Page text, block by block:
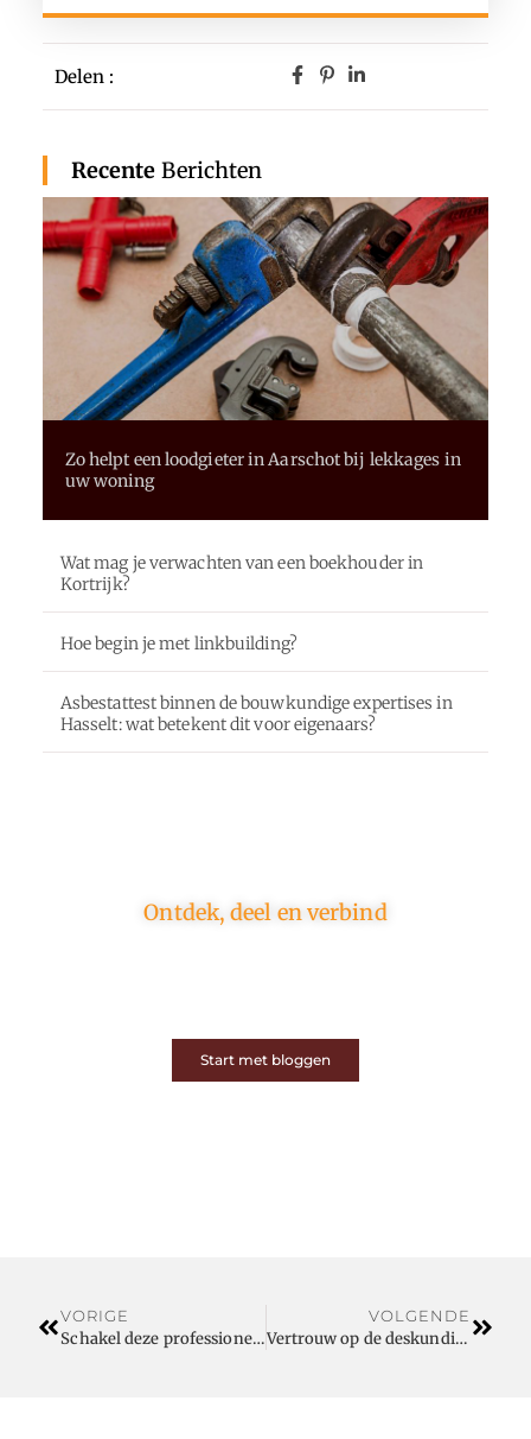
Delen :
Recente Berichten
Zo helpt een loodgieter in Aarschot bij lekkages in
uw woning
Wat mag je verwachten van een boekhouder in
Kortrijk?
Hoe begin je met linkbuilding?
Asbestattest binnen de bouwkundige expertises in
Hasselt: wat betekent dit voor eigenaars?
Ontdek, deel en verbind
Start met bloggen
VORIGE
Schakel deze professionele ongediertebestrijders in
VOLGENDE
Vertrouw op de deskundigheid van deze opkoper